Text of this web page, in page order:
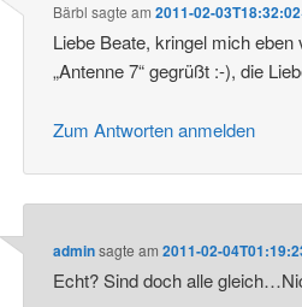
Bärbl sagte am2011-02-
Liebe Beate, kringel mich
„Antenne 7“ gegrüßt :-), die
Zum Antworten anmelden
adminsagte am2011-02-
Echt? Sind doch alle